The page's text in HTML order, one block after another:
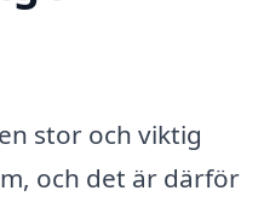
stor och viktig
och det är därför